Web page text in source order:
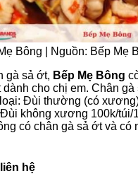
Bông | Nguồn: Bếp Mẹ
gà sả ớt, Bếp Mẹ Bông
dành cho chị em. Chân
Đùi thường (có
không xương 100k/túi/
có chân gà sả ớt và có
hệ